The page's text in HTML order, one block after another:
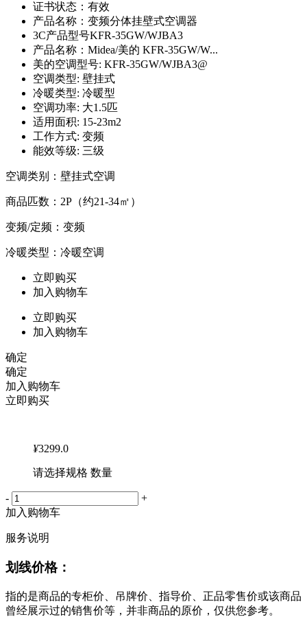
证书状态：有效
产品名称：变频分体挂壁式空调器
3C产品型号KFR-35GW/WJBA3
产品名称：Midea/美的 KFR-35GW/W...
美的空调型号: KFR-35GW/WJBA3@
空调类型: 壁挂式
冷暖类型: 冷暖型
空调功率: 大1.5匹
适用面积: 15-23m2
工作方式: 变频
能效等级: 三级
空调类别：壁挂式空调
商品匹数：2P（约21-34㎡）
变频/定频：变频
冷暖类型：冷暖空调
立即购买
加入购物车
立即购买
加入购物车
确定
确定
加入购物车
立即购买
¥3299.0
请选择规格 数量
-
+
加入购物车
服务说明
划线价格：
指的是商品的专柜价、吊牌价、指导价、正品零售价或该商品
曾经展示过的销售价等，并非商品的原价，仅供您参考。